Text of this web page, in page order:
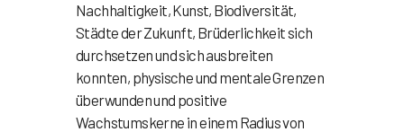
Nachhaltigkeit, Kunst, Biodiversität,
Städte der Zukunft, Brüderlichkeit sich
durchsetzen und sich ausbreiten
konnten, physische und mentale Grenzen
überwunden und positive
Wachstumskerne in einem Radius von